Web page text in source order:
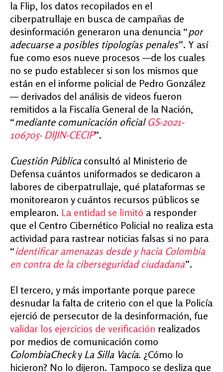
la Flip, los datos recopilados en el
ciberpatrullaje en busca de campañas de
desinformación generaron una denuncia “por
adecuarse a posibles tipologías penales”. Y así
fue como esos nueve procesos —de los cuales
no se pudo establecer si son los mismos que
están en el informe policial de Pedro González
— derivados del análisis de videos fueron
remitidos a la Fiscalía General de la Nación,
“mediante comunicación oficial GS-2021-
106705- DIJIN-CECIP”.
Cuestión Pública consultó al Ministerio de
Defensa cuántos uniformados se dedicaron a
labores de ciberpatrullaje, qué plataformas se
monitorearon y cuántos recursos públicos se
emplearon. La entidad se limitó a responder
que el Centro Cibernético Policial no realiza esta
actividad para rastrear noticias falsas si no para
“identificar amenazas desde y hacia Colombia
en contra de la ciberseguridad ciudadana”.
El tercero, y más importante porque parece
desnudar la falta de criterio con el que la Policía
ejerció de persecutor de la desinformación, fue
validar los ejercicios de verificación realizados
por medios de comunicación como
ColombiaChecky La Silla Vacía. ¿Cómo lo
hicieron? No lo dijeron. Tampoco se desliza que